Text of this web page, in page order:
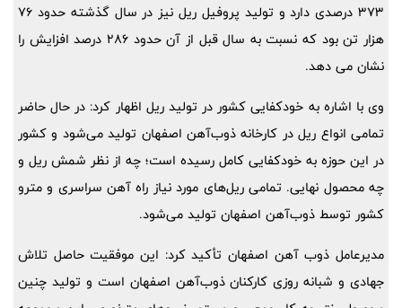
373 درصدی دارد و تولید پروفیل ریل نیز در سال گذشته حدود 76
هزار تن بود که نسبت به سال قبل از آن حدود 286 درصد افزایش را
نشان می دهد.
وی با اشاره به خودکفایی کشور در تولید ریل اظهار کرد: در حال حاضر
تمامی انواع ریل در کارخانه ذوب‌آهن اصفهان تولید می‌شود و کشور
در این حوزه به خودکفایی کامل رسیده است؛ چه از نظر شمش ریل و
چه محصول نهایی. تمامی ریل‌های مورد نیاز راه آهن سراسری و مترو
کشور توسط ذوب‌آهن اصفهان تولید می‌شود.
مدیرعامل ذوب آهن اصفهان تأکید کرد: این موفقیت حاصل تلاش
جهادی و شبانه‌ روزی کارکنان ذوب‌آهن اصفهان است و تولید چنین